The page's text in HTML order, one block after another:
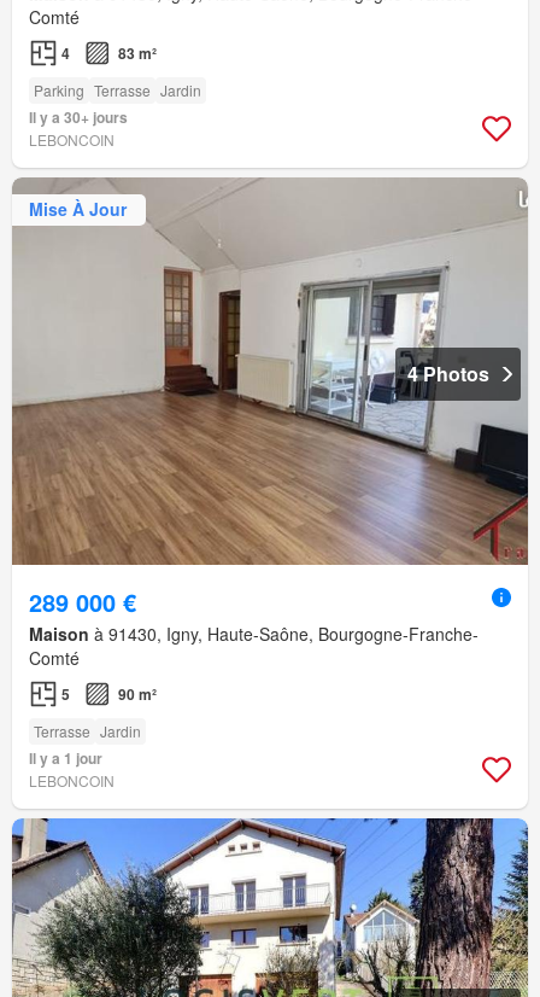
Comté
4 83 m²
Parking Terrasse Jardin
Il y a 30+ jours
LEBONCOIN
Mise À Jour
4 Photos
289 000 €
Maison à 91430, Igny, Haute-Saône, Bourgogne-Franche-
Comté
5 90 m²
Terrasse Jardin
Il y a 1 jour
LEBONCOIN